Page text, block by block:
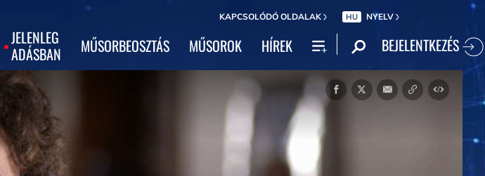
KAPCSOLÓDÓ OLDALAK HU NYELV
JELENLEG
ADÁSBAN
MŰSORBEOSZTÁS MŰSOROK HÍREK BEJELENTKEZÉS